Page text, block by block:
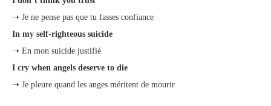
➝ Je ne pense pas que tu fasses confiance
In my self-righteous suicide
➝ En mon suicide justifié
I cry when angels deserve to die
➝ Je pleure quand les anges méritent de mourir